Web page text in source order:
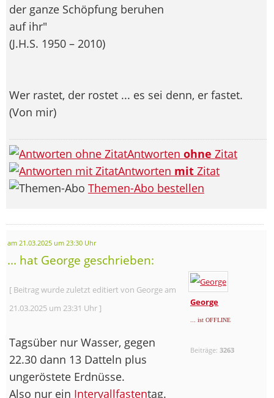
der ganze Schöpfung beruhen
auf ihr"
(J.H.S. 1950 – 2010)
Wer rastet, der rostet ... es sei denn, er fastet.
(Von mir)
Antworten ohne Zitat
Antworten mit Zitat
Themen-Abo bestellen
am 21.03.2025 um 23:30 Uhr
... hat George geschrieben:
George
... ist OFFLINE
Beiträge:3263
[ Beitrag wurde zuletzt editiert von George am
21.03.2025 um 23:31 Uhr ]
Tagsüber nur Wasser, gegen
22.30 dann 13 Datteln plus
ungeröstete Erdnüsse.
Also nur ein Intervallfastentag.